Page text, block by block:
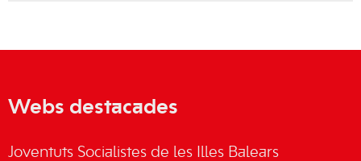
Webs destacades
Joventuts Socialistes de les Illes Balears